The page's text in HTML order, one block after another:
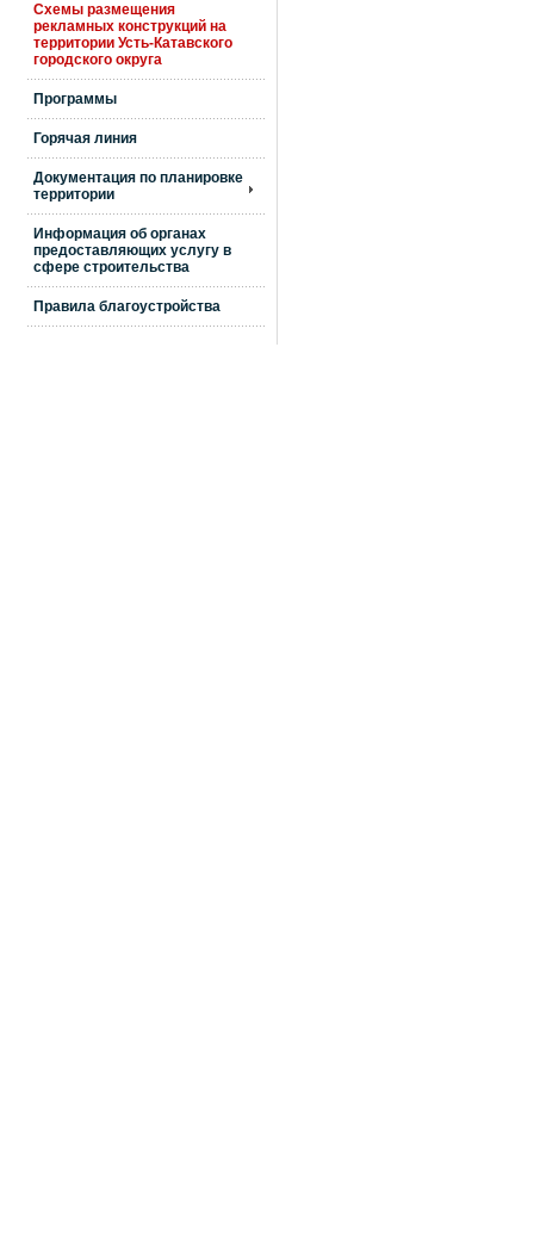
Схемы размещения
рекламных конструкций на
территории Усть-Катавского
городского округа
Программы
Горячая линия
Документация по планировке
территории
Информация об органах
предоставляющих услугу в
сфере строительства
Правила благоустройства